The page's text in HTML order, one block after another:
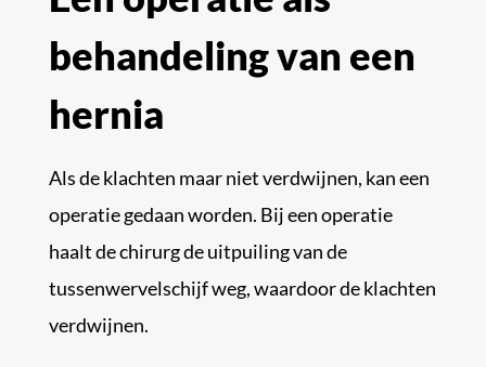
behandeling van een
hernia
Als de klachten maar niet verdwijnen, kan een
operatie gedaan worden. Bij een operatie
haalt de chirurg de uitpuiling van de
tussenwervelschijf weg, waardoor de klachten
verdwijnen.